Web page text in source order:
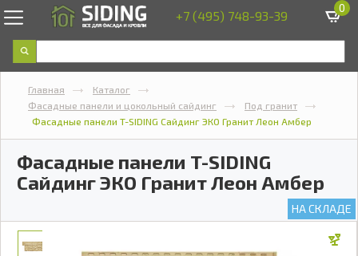
+7 (495) 748-93-39 0
Главная
Каталог
Фасадные панели и цокольный сайдинг
Под гранит
Фасадные панели T-SIDING Сайдинг ЭКО Гранит Леон Амбер
Фасадные панели T-SIDING
Сайдинг ЭКО Гранит Леон Амбер
НА СКЛАДЕ